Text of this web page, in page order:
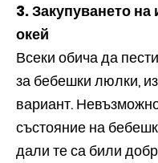
3. Закупуването
окей
Всеки обича да
за бебешки люлки,
вариант.
състояние на
дали те са били